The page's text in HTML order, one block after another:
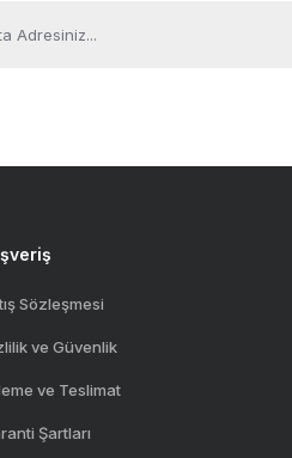
olmalı.
Sözleşmesi
ve Güvenlik
ve Teslimat
Şartları